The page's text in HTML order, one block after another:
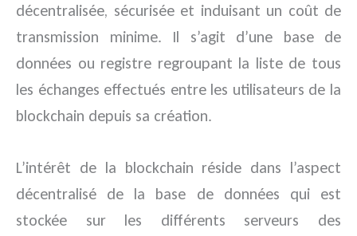
décentralisée, sécurisée et induisant un coût de
transmission minime. Il s’agit d’une base de
données ou registre regroupant la liste de tous
les échanges effectués entre les utilisateurs de la
blockchain depuis sa création.
L’intérêt de la blockchain réside dans l’aspect
décentralisé de la base de données qui est
stockée sur les différents serveurs des